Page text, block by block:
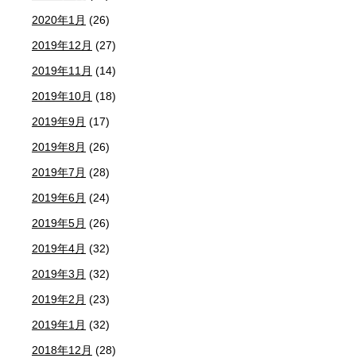
2020年1月 (26)
2019年12月 (27)
2019年11月 (14)
2019年10月 (18)
2019年9月 (17)
2019年8月 (26)
2019年7月 (28)
2019年6月 (24)
2019年5月 (26)
2019年4月 (32)
2019年3月 (32)
2019年2月 (23)
2019年1月 (32)
2018年12月 (28)